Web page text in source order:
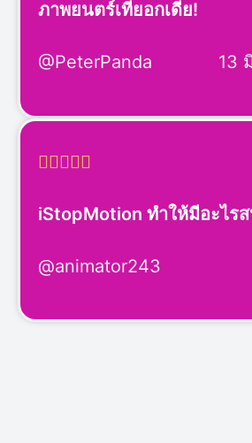
ภาพยนตร์เที่ยอกเดี่ย!
@PeterPanda 13

iStopMotion ทำให้มีอะไร
@animator243